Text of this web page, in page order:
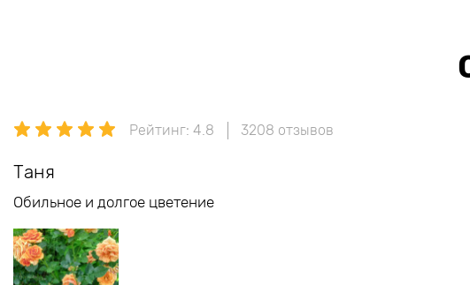
Рейтинг: 4.8 3208 отзывов
Таня
Обильное и долгое цветение